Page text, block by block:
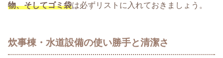
物、そしてゴミ袋は必ずリストに入れておきましょう。
炊事棟・水道設備の使い勝手と清潔さ